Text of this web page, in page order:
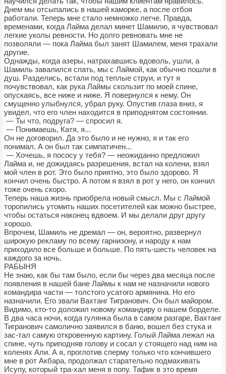
Днем мы отсыпались в нашей каморке, а после отбоя
работали. Теперь мне стало немножко легче. Правда,
временами, когда Лайма делал минет Шамилю, я чувствовал
легкие уколы ревности. Но долго ревновать мне не
позволяли — пока Лайма был занят Шамилем, меня трахали
другие.
Однажды, когда азеры, натрахавшись вдоволь, ушли, а
Шамиль завалился спать, мы с Лаймой, как обычно пошли в
душ. Разделись, встали под теплые струи, и тут я
почувствовал, как рука Лаймы скользит по моей спине,
опускаясь, все ниже и ниже. Я повернулся к нему. Он
смущенно улыбнулся, убрал руку. Опустив глаза вниз, я
увидел, что его член находится в приподнятом состоянии.
— Ты что, подруга? — спросил я.
— Понимаешь, Катя, я...
Он не договорил. Да это было и не нужно, я и так его
понимал. А он был так симпатичен...
— Хочешь, я пососу у тебя? — неожиданно предложил
Лайма и, не дожидаясь разрешения, встал на колени, взял
мой член в рот. Это было приятно, это было здорово. Я
кончил очень быстро. А потом я взял в рот у него, он кончил
тоже очень скоро.
Теперь наша жизнь приобрела новый смысл. Мы с Лаймой
торопились утомить наших посетителей как можно быстрее,
чтобы остаться наконец вдвоем. И мы делали друг другу
хорошо.
Впрочем, Шамиль не дремал — он, вероятно, развернул
широкую рекламу по всему гарнизону, и народу к нам
приходило все больше и больше. По пять-шесть человек на
каждого за ночь.
РАБЫНЯ
Не знаю, как бы там было, если бы через два месяца после
появления в нашей бане Лаймы к нам не назначили нового
командира части — толстого усатого армянина. Но его
назначили. Его звали Вахтанг Тигранович. Он был майором.
Видимо, кто-то доложил новому командиру о нашем борделе.
В два часа ночи, когда гулянка была в самом разгаре, Вахтанг
Тигранович самолично заявился в баню, вошел без стука и
зас-тал самую откровенную картину. Голый Лайма лежал на
спине, чуть приподняв голову и сосал у стоящего над ним на
коленях Али. А я, проглотив сперму только что кончившего
мне в рот Акбара, продолжал старательно подмахивать
Исупу, который тра-хал меня в попу. Тафик в это время